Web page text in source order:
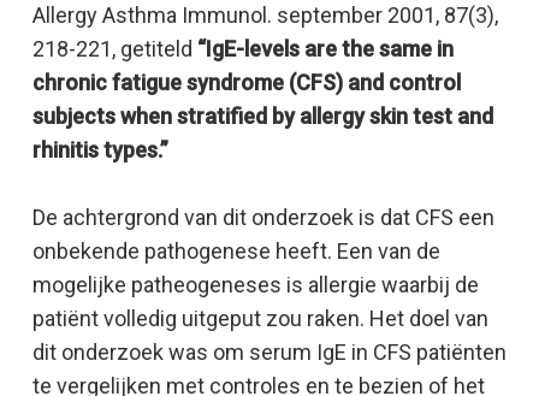
Allergy Asthma Immunol. september 2001, 87(3),
218-221, getiteld “IgE-levels are the same in
chronic fatigue syndrome (CFS) and control
subjects when stratified by allergy skin test and
rhinitis types.”
De achtergrond van dit onderzoek is dat CFS een
onbekende pathogenese heeft. Een van de
mogelijke patheogeneses is allergie waarbij de
patiënt volledig uitgeput zou raken. Het doel van
dit onderzoek was om serum IgE in CFS patiënten
te vergelijken met controles en te bezien of het